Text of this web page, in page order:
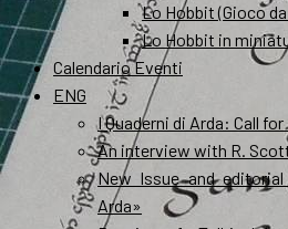
Lo Hobbit (Gioco
Lo Hobbit in
Calendario Eventi
ENG
I Quaderni di Arda: Call
An interview with R.
New Issue and
Arda»